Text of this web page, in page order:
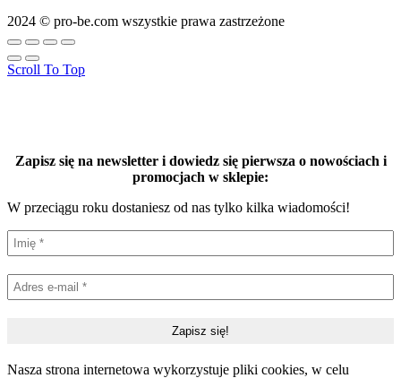
2024 © pro-be.com wszystkie prawa zastrzeżone
Scroll To Top
Zapisz się na newsletter i dowiedz się pierwsza o nowościach i
promocjach w sklepie:
W przeciągu roku dostaniesz od nas tylko kilka wiadomości!
Nasza strona internetowa wykorzystuje pliki cookies, w celu